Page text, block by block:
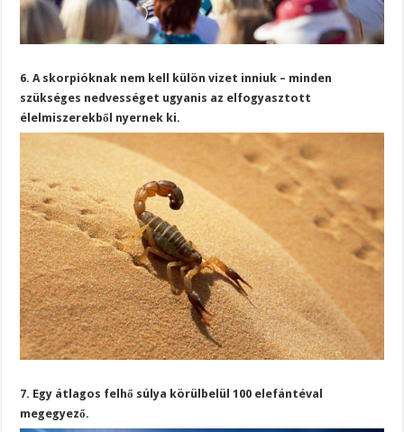
6. A skorpióknak nem kell külön vizet inniuk – minden
szükséges nedvességet ugyanis az elfogyasztott
élelmiszerekből nyernek ki.
7. Egy átlagos felhő súlya körülbelül 100 elefántéval
megegyező.